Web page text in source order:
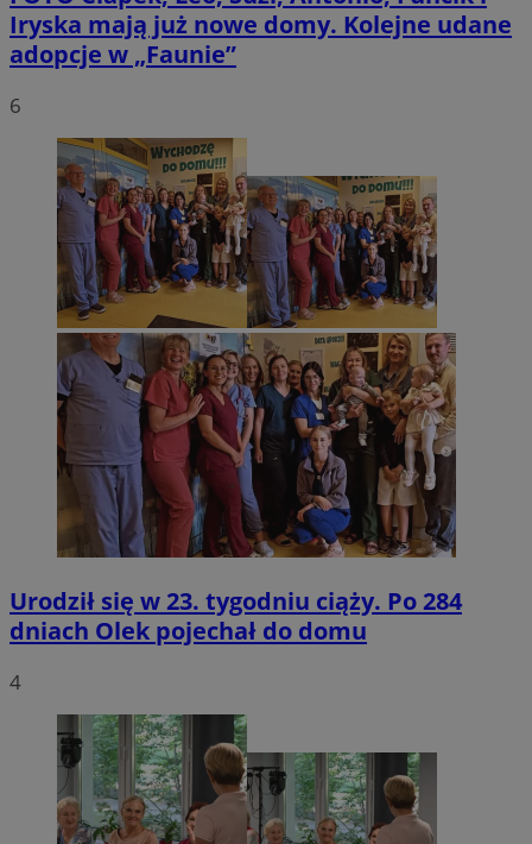
Iryska mają już nowe domy. Kolejne udane
adopcje w „Faunie”
6
Urodził się w 23. tygodniu ciąży. Po 284
dniach Olek pojechał do domu
4